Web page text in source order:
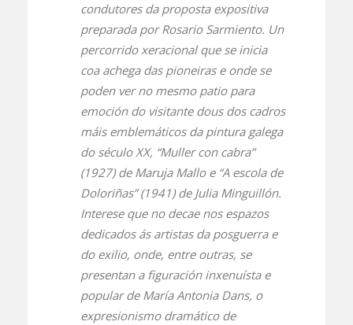
condutores da proposta expositiva
preparada por Rosario Sarmiento. Un
percorrido xeracional que se inicia
coa achega das pioneiras e onde se
poden ver no mesmo patio para
emoción do visitante dous dos cadros
máis emblemáticos da pintura galega
do século XX, “Muller con cabra”
(1927) de Maruja Mallo e “A escola de
Doloriñas” (1941) de Julia Minguillón.
Interese que no decae nos espazos
dedicados ás artistas da posguerra e
do exilio, onde, entre outras, se
presentan a figuración inxenuísta e
popular de María Antonia Dans, o
expresionismo dramático de